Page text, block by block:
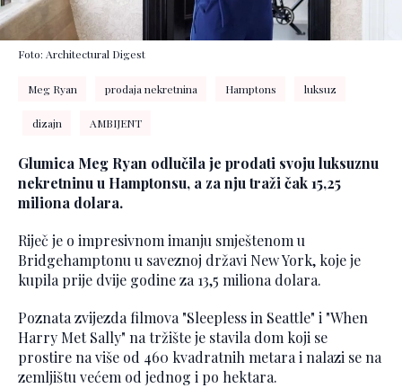
Foto: Architectural Digest
Meg Ryan prodaja nekretnina Hamptons luksuz
dizajn AMBIJENT
Glumica Meg Ryan odlučila je prodati svoju luksuznu
nekretninu u Hamptonsu, a za nju traži čak 15,25
miliona dolara.
Riječ je o impresivnom imanju smještenom u
Bridgehamptonu u saveznoj državi New York, koje je
kupila prije dvije godine za 13,5 miliona dolara.
Poznata zvijezda filmova "Sleepless in Seattle" i "When
Harry Met Sally" na tržište je stavila dom koji se
prostire na više od 460 kvadratnih metara i nalazi se na
zemljištu većem od jednog i po hektara.